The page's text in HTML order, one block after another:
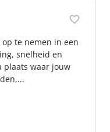
te nemen in een
snelheid en
plaats waar jouw